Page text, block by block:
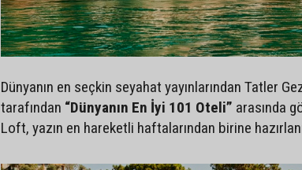
Dünyanın en seçkin seyahat yayınlarından Tatler
tarafından “Dünyanın En İyi 101 Oteli” arasında
Loft, yazın en hareketli haftalarından birine